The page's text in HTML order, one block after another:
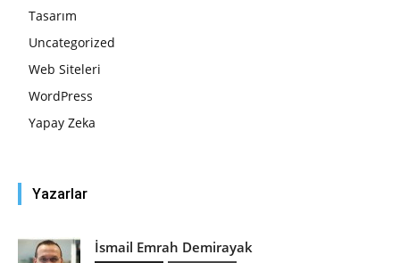
Tasarım
Uncategorized
Web Siteleri
WordPress
Yapay Zeka
Yazarlar
İsmail Emrah Demirayak